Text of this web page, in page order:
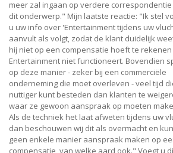
meer zal ingaan op verdere
dit onderwerp." Mijn laatste reactie: "Ik stel
u uw info over 'Entertainment tijdens uw
aanvult als volgt, zodat de klant duidelijk
hij niet op een compensatie hoeft te
Entertainment niet functioneert. Bovendien
op deze manier - zeker bij een commerciële
onderneming die moet overleven - veel tijd
nuttiger kunt besteden dan klanten te
waar ze gewoon aanspraak op moeten
Als de techniek het laat afweten tijdens uw
dan beschouwen wij dit als overmacht en
geen enkele manier aanspraak maken op
compensatie, van welke aard ook." Voegt u